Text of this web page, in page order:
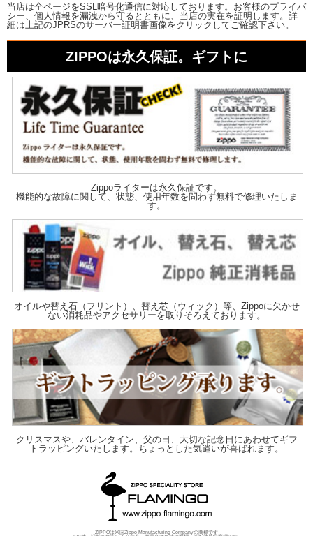
当店は全ページをSSL暗号化通信に対応しております。お客様のプライバ
シー、個人情報を漏洩から守るとともに、当店の実在を証明します。詳
細は上記のJPRSのサーバー証明書画像をクリックしてご確認下さい。
ZIPPOは永久保証。ギフトに
Zippoライターは永久保証です。
機能的な故障に関して、状態、使用年数を問わず無料で修理いたしま
す。
オイルや替え石（フリント）、替え芯（ウィック）等、Zippoに欠かせ
ない消耗品やアクセサリーを取りそろえております。
クリスマスや、バレンタイン、父の日、大切な記念日にあわせてギフ
トラッピングいたします。ちょっとした気遣いが喜ばれます。
ZIPPOは米国Zippo Manufacturing Companyの商標です